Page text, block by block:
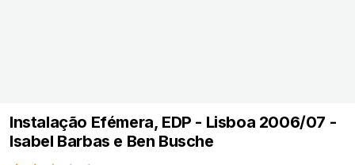
Instalação Efémera, EDP - Lisboa 2006/07 -
Isabel Barbas e Ben Busche